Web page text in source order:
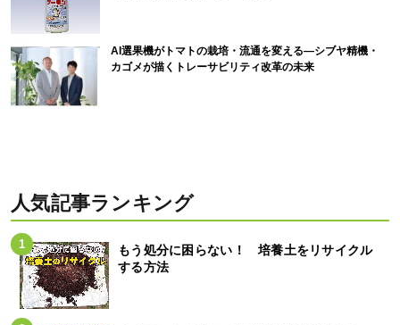
AI選果機がトマトの栽培・流通を変える―シブヤ精機・
カゴメが描くトレーサビリティ改革の未来
人気記事ランキング
もう処分に困らない！ 培養土をリサイクル
する方法